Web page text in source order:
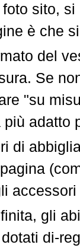
sito,
è che
del
Se
"su
adatto
di
gli
di-